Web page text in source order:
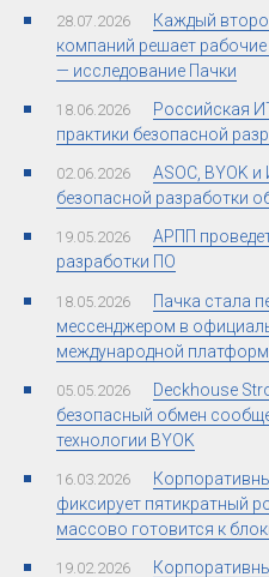
28.07.2026
Каждый
компаний решает
— исследование Пачки
18.06.2026
Российская
практики безопасной
02.06.2026
ASOC, BYOK
безопасной разработки
19.05.2026
АРПП
разработки ПО
18.05.2026
Пачка стала
мессенджером в
международной
05.05.2026
Deckhouse
безопасный обмен
технологии BYOK
16.03.2026
фиксирует пятикратный
массово готовится к
19.02.2026